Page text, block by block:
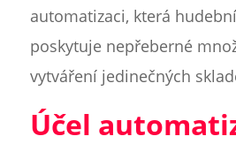
automatizaci, která
poskytuje nepřeberné
vytváření jedinečných
Účel